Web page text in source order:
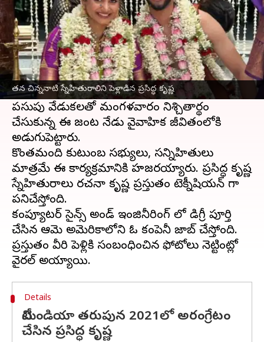
తన చిన్ననాటి స్నేహితురాలిని పెళ్లాడిన ప్రసిద్ధ కృష్ణ
వ్రాసిన వారు Jayachandra Akuri Jun 09, 2023 11:36 am
ఈ వార్తాకథనం ఏంటి
టీమిండియాఆటగాడు, కర్ణాటక పేసర్ ప్రసిద్ధ కృష్ణ తన
చిన్ననాటి స్నేహితురాలు రచనా కృష్ణతో కలిసి
ఏడడుగులు వేశాడు.
పసుపు వేడుకలతో మంగళవారం నిశ్చితార్థం
చేసుకున్న ఈ జంట నేడు వైవాహిక జీవితంలోకి
అడుగుపెట్టారు.
కొంతమంది కుటుంబ సభ్యులు, సన్నిహితులు
మాత్రమే ఈ కార్యక్రమానికి హజరయ్యారు. ప్రసిద్ధ కృష్ణ
స్నేహితురాలు రచనా కృష్ణ ప్రస్తుతం టెక్నీషియన్ గా
పనిచేస్తోంది.
కంప్యూటర్ సైన్స్ అండ్ ఇంజినీరింగ్ లో డిగ్రీ పూర్తి
చేసిన ఆమె అమెరికాలోని ఓ కంపెనీ జాబ్ చేస్తోంది.
ప్రస్తుతం వీరి పెళ్లికి సంబంధించిన ఫోటోలు నెట్టింట్లో
Details
టీమిండియా తరుపున 2021లో అరంగ్రేటం
చేసిన ప్రసిద్ధ కృష్ణ